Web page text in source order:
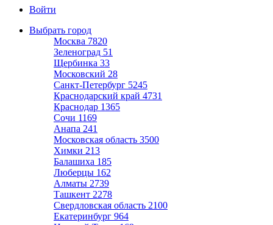
Войти
Выбрать город
Москва 7820
Зеленоград 51
Щербинка 33
Московский 28
Санкт-Петербург 5245
Краснодарский край 4731
Краснодар 1365
Сочи 1169
Анапа 241
Московская область 3500
Химки 213
Балашиха 185
Люберцы 162
Алматы 2739
Ташкент 2278
Свердловская область 2100
Екатеринбург 964